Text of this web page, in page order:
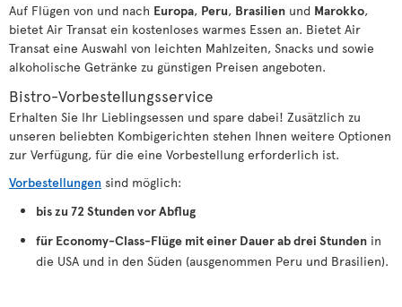
Auf Flügen von und nach Europa, Peru, Brasilien und Marokko,
bietet Air Transat ein kostenloses warmes Essen an. Bietet Air
Transat eine Auswahl von leichten Mahlzeiten, Snacks und sowie
alkoholische Getränke zu günstigen Preisen angeboten.
Bistro-Vorbestellungsservice
Erhalten Sie Ihr Lieblingsessen und spare dabei! Zusätzlich zu
unseren beliebten Kombigerichten stehen Ihnen weitere Optionen
zur Verfügung, für die eine Vorbestellung erforderlich ist.
Vorbestellungen sind möglich:
bis zu 72 Stunden vor Abflug
für Economy-Class-Flüge mit einer Dauer ab drei Stunden in
die USA und in den Süden (ausgenommen Peru und Brasilien).